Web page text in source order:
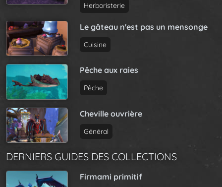
Herboristerie
Le gâteau n'est pas un mensonge
Cuisine
Pêche aux raies
Pêche
Cheville ouvrière
Général
DERNIERS GUIDES DES COLLECTIONS
Firmami primitif